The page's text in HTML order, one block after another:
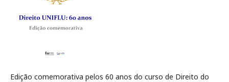
Edição comemorativa pelos 60 anos do curso de Direito do